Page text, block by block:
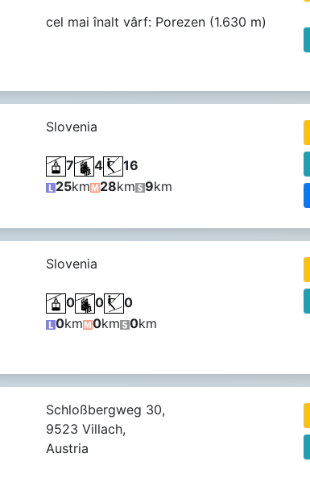
cel mai înalt vârf: Porezen (1.630 m)
Slovenia
7 4
16
25km 28km 9km
Slovenia
0 0
0
0km 0km 0km
Schloßbergweg 30,
9523 Villach,
Austria